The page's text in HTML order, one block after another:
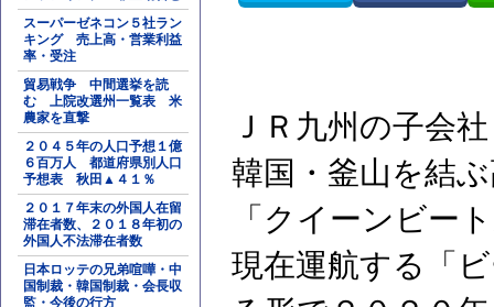
スーパーゼネコン５社ラン
キング 売上高・営業利益
率・受注
貿易戦争 中間選挙を読
む 上院改選州一覧表 米
農家を直撃
２０４５年の人口予想１億
６百万人 都道府県別人口
予想表 秋田▲４１％
２０１７年末の外国人在留
滞在者数、２０１８年初の
外国人不法滞在者数
日本ロッテの兄弟喧嘩・中
国制裁・韓国制裁・会長収
監・今後の行方
ＪＲ九州の子会
韓国・釜山を結
「クイーンビー
現在運航する「